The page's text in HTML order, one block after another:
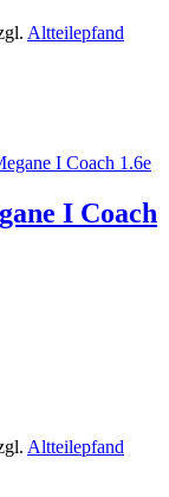
Altteilepfand
I Coach
Altteilepfand